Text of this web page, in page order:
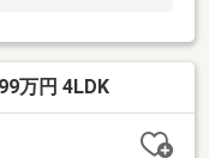
万円 4LDK